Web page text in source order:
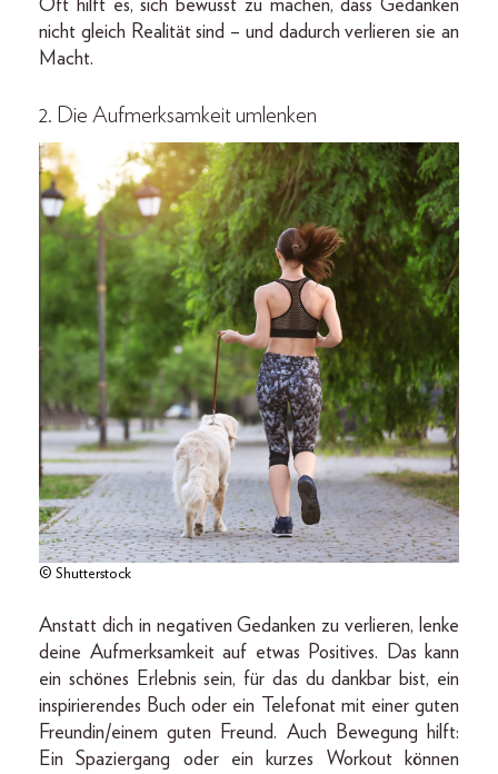
Oft hilft es, sich bewusst zu machen, dass Gedanken
nicht gleich Realität sind – und dadurch verlieren sie an
Macht.
2. Die Aufmerksamkeit umlenken
© Shutterstock
Anstatt dich in negativen Gedanken zu verlieren, lenke
deine Aufmerksamkeit auf etwas Positives. Das kann
ein schönes Erlebnis sein, für das du dankbar bist, ein
inspirierendes Buch oder ein Telefonat mit einer guten
Freundin/einem guten Freund. Auch Bewegung hilft:
Ein Spaziergang oder ein kurzes Workout können